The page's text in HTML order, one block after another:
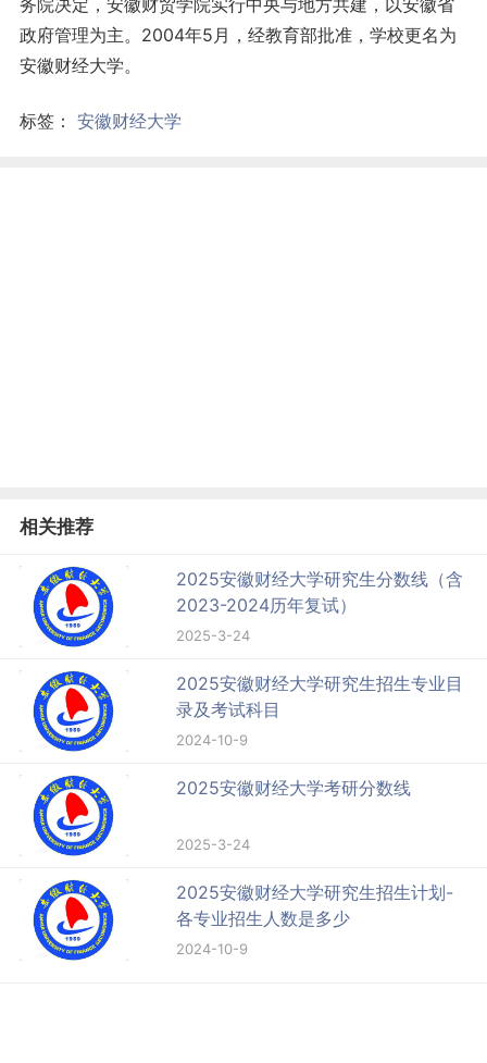
务院决定，安徽财贸学院实行中央与地方共建，以安徽省
政府管理为主。2004年5月，经教育部批准，学校更名为
安徽财经大学。
标签： 安徽财经大学
相关推荐
2025安徽财经大学研究生分数线（含
2023-2024历年复试）
2025-3-24
2025安徽财经大学研究生招生专业目
录及考试科目
2024-10-9
2025安徽财经大学考研分数线
2025-3-24
2025安徽财经大学研究生招生计划-
各专业招生人数是多少
2024-10-9